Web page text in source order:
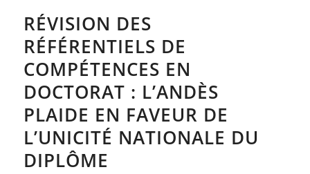
RÉVISION DES
RÉFÉRENTIELS DE
COMPÉTENCES EN
DOCTORAT : L’ANDÈS
PLAIDE EN FAVEUR DE
L’UNICITÉ NATIONALE DU
DIPLÔME